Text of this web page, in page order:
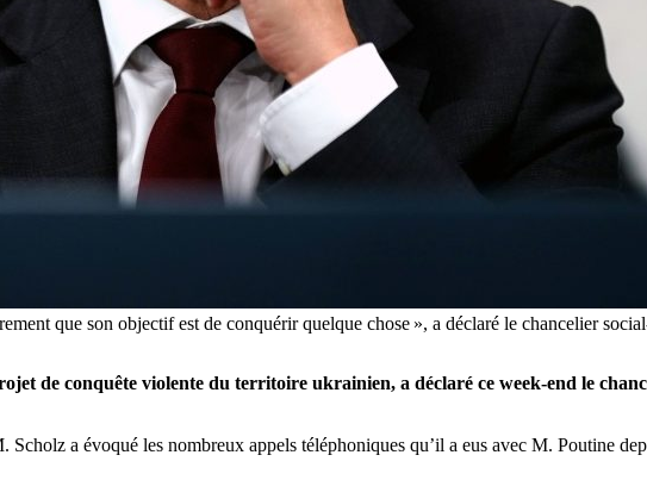
que son objectif est de conquérir quelque chose », a déclaré le chancelier
de conquête violente du territoire ukrainien, a déclaré ce week-end le
a évoqué les nombreux appels téléphoniques qu’il a eus avec M. Poutine